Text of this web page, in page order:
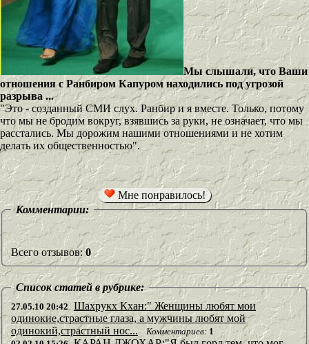
Мы слышали, что Ваши
отношения с Ранбиром Капуром находились под угрозой
разрыва ...
"Это - созданный СМИ слух. Ранбир и я вместе. Только, потому
что мы не бродим вокруг, взявшись за руки, не означает, что мы
расстались. Мы дорожим нашими отношениями и не хотим
делать их общественностью".
Мне понравилось!
Комментарии:
Всего отзывов:0
Список статей в рубрике:
27.05.10 20:42 Шахрукх Кхан:" Женщины любят мои
одинокие,страстные глаза, а мужчины любят мой
одинокий,страстный нос...
Комментариев: 1